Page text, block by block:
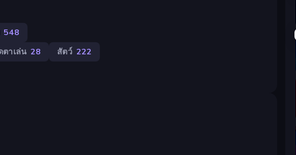
548
ตาเล่น 28 สัตว์ 222